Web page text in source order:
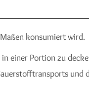
konsumiert wird.
einer Portion zu
und